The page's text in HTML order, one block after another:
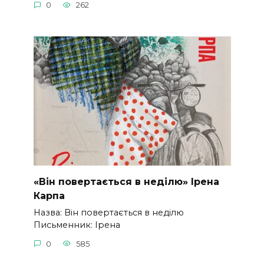
0 262
«Він повертається в неділю» Ірена
Карпа
Назва: Він повертається в неділю
Письменник: Ірена
0 585